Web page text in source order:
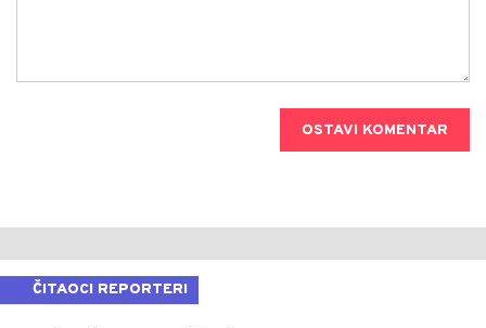
OSTAVI KOMENTAR
ČITAOCI REPORTERI